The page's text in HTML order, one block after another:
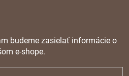
budeme zasielať informácie o
e-shope.